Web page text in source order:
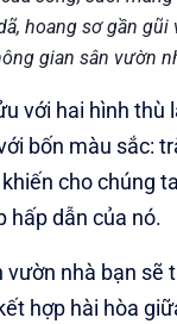
hoang sơ gần
gian sân vườn
với hai hình thù
bốn màu sắc:
cho chúng
hấp dẫn của nó.
vườn nhà bạn sẽ
hợp hài hòa